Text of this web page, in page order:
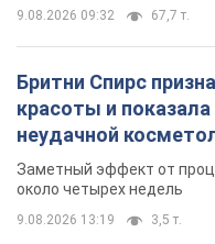
9.08.2026 09:32 67,7 т.
Бритни Спирс
красоты и
неудачной
так почти месяц
Заметный эффект от
около четырех недель
9.08.2026 13:19 3,5 т.